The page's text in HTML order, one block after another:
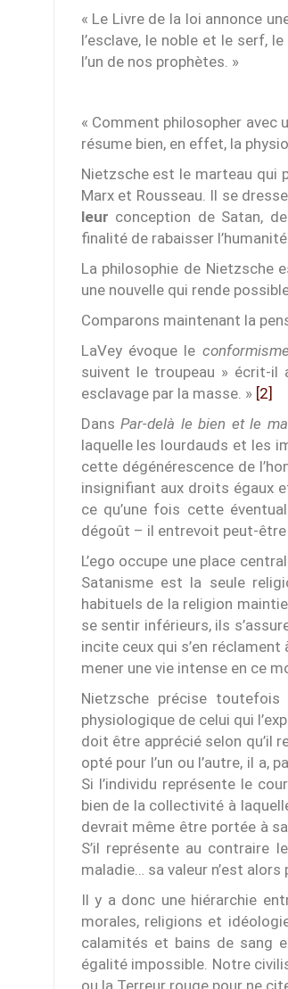
« Le Livre de la loi annonce
l’esclave, le noble et le serf,
l’un de nos prophètes. »
« Comment philosopher avec
résume bien, en effet, la
Nietzsche est le marteau qui
Marx et Rousseau. Il se
leur conception de Satan,
finalité de rabaisser
La philosophie de Nietzsche
une nouvelle qui rende
Comparons maintenant la
LaVey évoque le
suivent le troupeau » écrit-il
esclavage par la masse. » [2]
DansPar-delà le bien et le
laquelle les lourdauds et les
cette dégénérescence de
insignifiant aux droits égaux
ce qu’une fois cette
dégoût – il entrevoit peut-être
L’ego occupe une place
Satanisme est la seule
habituels de la religion
se sentir inférieurs, ils
incite ceux qui s’en
mener une vie intense en ce
Nietzsche précise
physiologique de celui qui
doit être apprécié selon qu’il
opté pour l’un ou l’autre, il
Si l’individu représente le
bien de la collectivité à
devrait même être portée à
S’il représente au contraire
maladie… sa valeur n’est alors
Il y a donc une hiérarchie
morales, religions et
calamités et bains de sang
égalité impossible. Notre